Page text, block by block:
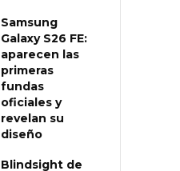
Samsung
Galaxy S26 FE:
aparecen las
primeras
fundas
oficiales y
revelan su
diseño
Blindsight de